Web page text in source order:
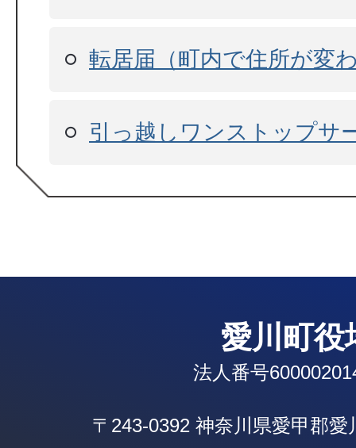
転居届（町内で住所が変
引っ越しワンストップサ
愛川町役
法人番号
〒243-0392 神奈川県愛甲郡愛